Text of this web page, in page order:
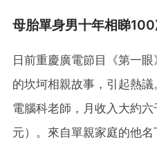
母胎單身男十年相睇
日前重慶廣電節目《第一
的坎坷相親故事，引起熱
電腦科老師，月收入大約
元）。來自單親家庭的他